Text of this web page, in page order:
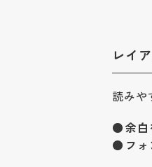
レイ
読みや
余
フ